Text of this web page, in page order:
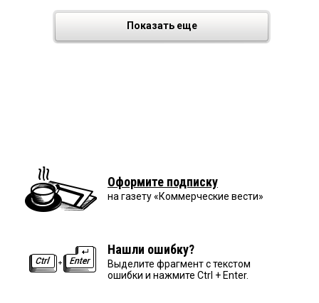
Показать еще
Оформите подписку
на газету «Коммерческие вести»
Нашли ошибку?
Выделите фрагмент с текстом
ошибки и нажмите Ctrl + Enter.